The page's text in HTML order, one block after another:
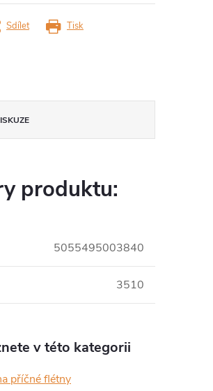
Tisk
Sdílet
produktu:
5055495003840
3510
v této kategorii
příčné flétny